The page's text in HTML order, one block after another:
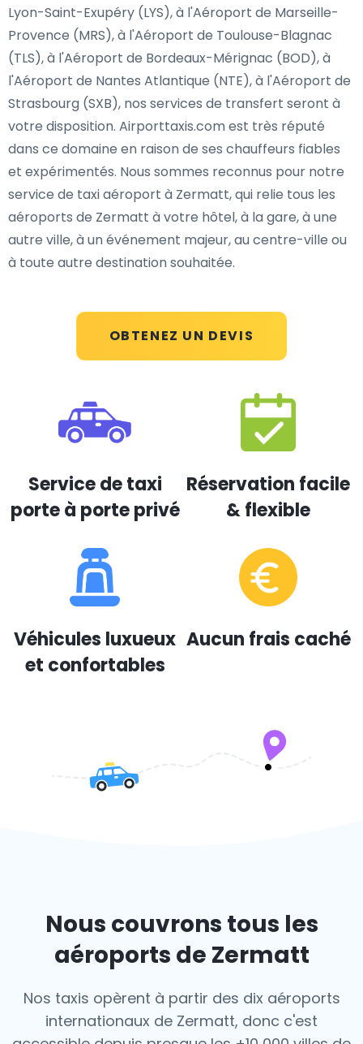
OBTENEZ UN DEVIS
Lyon-Saint-Exupéry (LYS), à l'Aéroport de Marseille-
Provence (MRS), à l'Aéroport de Toulouse-Blagnac
(TLS), à l'Aéroport de Bordeaux-Mérignac (BOD), à
l'Aéroport de Nantes Atlantique (NTE), à l'Aéroport de
Strasbourg (SXB), nos services de transfert seront à
votre disposition. Airporttaxis.com est très réputé
dans ce domaine en raison de ses chauffeurs fiables
et expérimentés. Nous sommes reconnus pour notre
service de taxi aéroport à Zermatt, qui relie tous les
aéroports de Zermatt à votre hôtel, à la gare, à une
autre ville, à un événement majeur, au centre-ville ou
à toute autre destination souhaitée.
Service de taxi
porte à porte privé
Réservation facile
& flexible
Véhicules luxueux
et confortables
Aucun frais caché
Nous couvrons tous les
aéroports de Zermatt
Nos taxis opèrent à partir des dix aéroports
internationaux de Zermatt, donc c'est